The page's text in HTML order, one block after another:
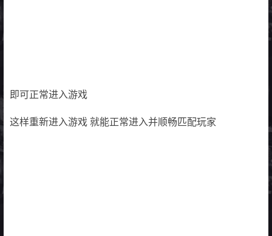
即可正常进入游戏
这样重新进入游戏 就能正常进入并顺畅匹配玩家